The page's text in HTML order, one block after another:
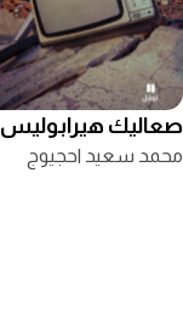
صعاليك هيرابوليس
محمد سعيد احجيوج